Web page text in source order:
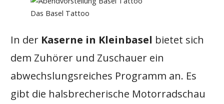
Das Basel Tattoo
In der Kaserne in Kleinbasel bietet sich
dem Zuhörer und Zuschauer ein
abwechslungsreiches Programm an. Es
gibt die halsbrecherische Motorradschau